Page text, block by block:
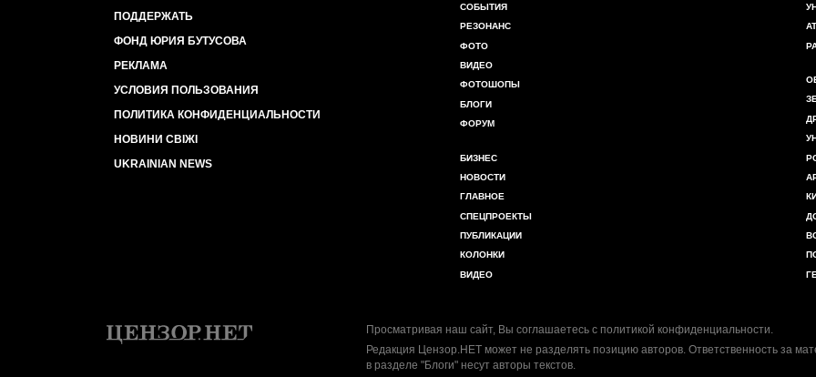
ПОДДЕРЖАТЬ
ФОНД ЮРИЯ БУТУСОВА
РЕКЛАМА
УСЛОВИЯ ПОЛЬЗОВАНИЯ
ПОЛИТИКА КОНФИДЕНЦИАЛЬНОСТИ
НОВИНИ СВІЖІ
UKRAINIAN NEWS
СОБЫТИЯ
РЕЗОНАНС
ФОТО
ВИДЕО
ФОТОШОПЫ
БЛОГИ
ФОРУМ
БИЗНЕС
НОВОСТИ
ГЛАВНОЕ
СПЕЦПРОЕКТЫ
ПУБЛИКАЦИИ
КОЛОНКИ
ВИДЕО
Просматривая наш сайт, Вы соглашаетесь с политикой конфиденциальности.
Редакция Цензор.НЕТ может не разделять позицию авторов. Ответственность за
в разделе "Блоги" несут авторы текстов.